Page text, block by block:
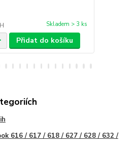
Skladem > 3 ks
Přidat do košíku
616 / 617 / 618 / 627 / 628 / 632 /